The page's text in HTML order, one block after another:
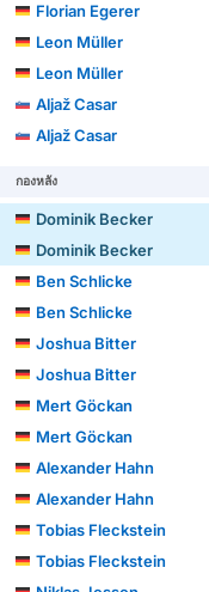
Florian Egerer
Leon Müller
Leon Müller
Aljaž Casar
Aljaž Casar
กองหลัง
Dominik Becker
Dominik Becker
Ben Schlicke
Ben Schlicke
Joshua Bitter
Joshua Bitter
Mert Göckan
Mert Göckan
Alexander Hahn
Alexander Hahn
Tobias Fleckstein
Tobias Fleckstein